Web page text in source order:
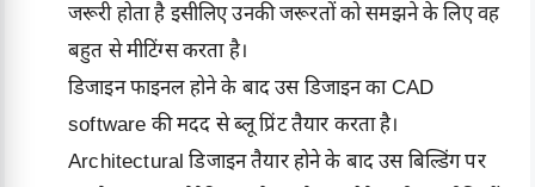
जरूरी होता है इसीलिए उनकी जरूरतों को समझने के लिए वह
बहुत से मीटिंग्स करता है।
डिजाइन फाइनल होने के बाद उस डिजाइन का CAD
software की मदद से ब्लू प्रिंट तैयार करता है।
Architectural डिजाइन तैयार होने के बाद उस बिल्डिंग पर